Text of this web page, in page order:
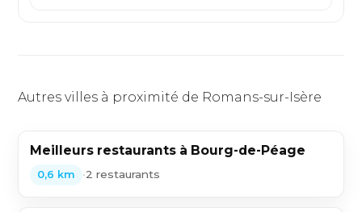
Autres villes à proximité de Romans-sur-Isère
Meilleurs restaurants à Bourg-de-Péage
0,6 km •2 restaurants